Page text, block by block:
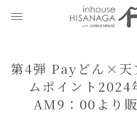
第4弾 Payどん×天
ムポイント2024
AM9：00より販